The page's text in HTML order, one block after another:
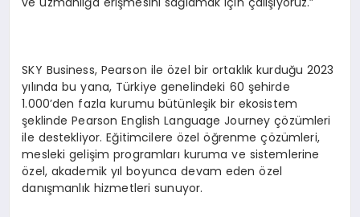
SKY Business, Pearson ile özel bir ortaklık kurduğu 2023
yılında bu yana, Türkiye genelindeki 60 şehirde
1.000’den fazla kurumu bütünleşik bir ekosistem
şeklinde Pearson English Language Journey çözümleri
ile destekliyor. Eğitimcilere özel öğrenme çözümleri,
mesleki gelişim programları kuruma ve sistemlerine
özel, akademik yıl boyunca devam eden özel
danışmanlık hizmetleri sunuyor.